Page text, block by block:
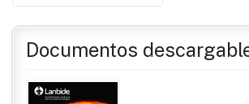
Documentos